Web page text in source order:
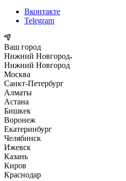
Вконтакте
Telegram
Ваш город
Нижний Новгород
Нижний Новгород
Москва
Санкт-Петербург
Алматы
Астана
Бишкек
Воронеж
Екатеринбург
Челябинск
Ижевск
Казань
Киров
Краснодар